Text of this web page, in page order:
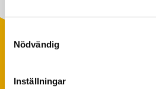
Nödvändig
Inställningar
Populära sökningar